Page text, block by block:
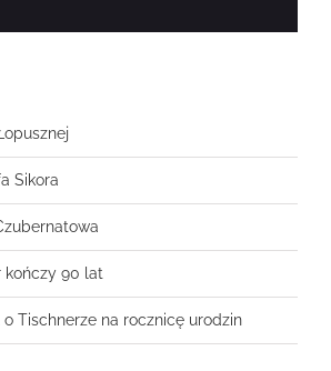
Sikora
kończy 90 lat
Tischnerze na rocznicę urodzin